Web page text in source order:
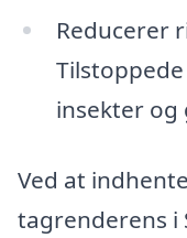
Reducerer
insekter og
Ved at
tagrenderens i